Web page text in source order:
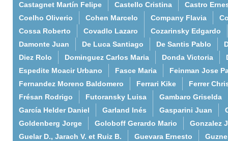
Castagnet Martín Felipe
Castello Cristina
Castro
Coelho Oliverio
Cohen Marcelo Company Flavia
Cossa Roberto
Covadlo Lazaro
Cozarinsky Edgardo
Damonte Juan
De Luca Santiago De Santis Pablo
Diez Rolo
Dominguez Carlos Maria Donda Victoria
Espedite Moacir Urbano
Fasce Maria
Feinman Jose
Fernandez Moreno Baldomero
Ferrari Kike
Ferrer
Frésan Rodrigo
Futoransky Luisa
Gambaro Griselda
García Helder Daniel
Garland Inés Gasparini Juan
Goldenberg Jorge
Goloboff Gerardo Mario
Gonzalez
Guelar D., Jarach V. et Ruiz B.
Guevara Ernesto